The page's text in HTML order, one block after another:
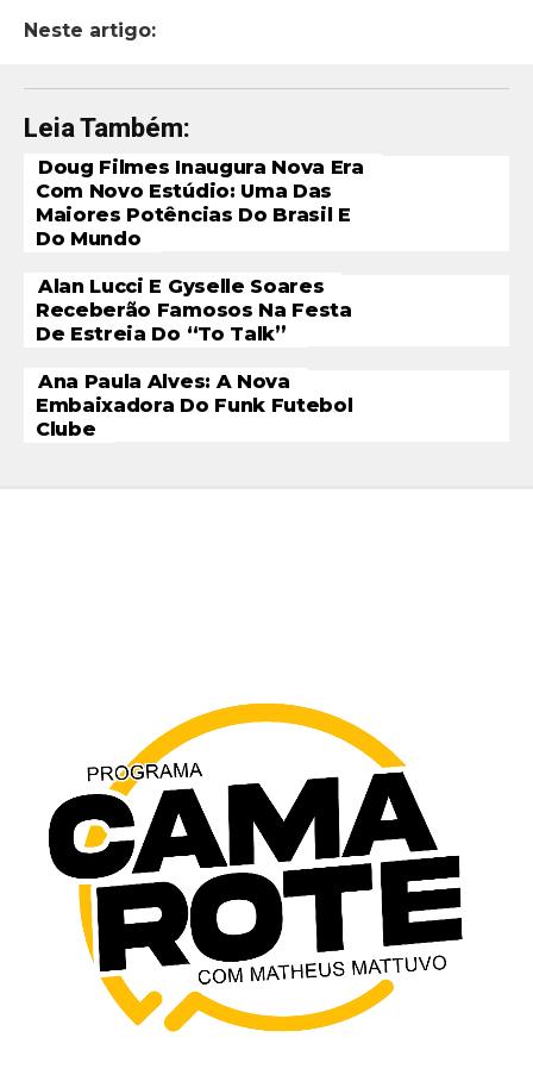
Neste artigo:
Leia Também:
Doug Filmes Inaugura Nova Era
Com Novo Estúdio: Uma Das
Maiores Potências Do Brasil E
Do Mundo
Alan Lucci E Gyselle Soares
Receberão Famosos Na Festa
De Estreia Do “To Talk”
Ana Paula Alves: A Nova
Embaixadora Do Funk Futebol
Clube